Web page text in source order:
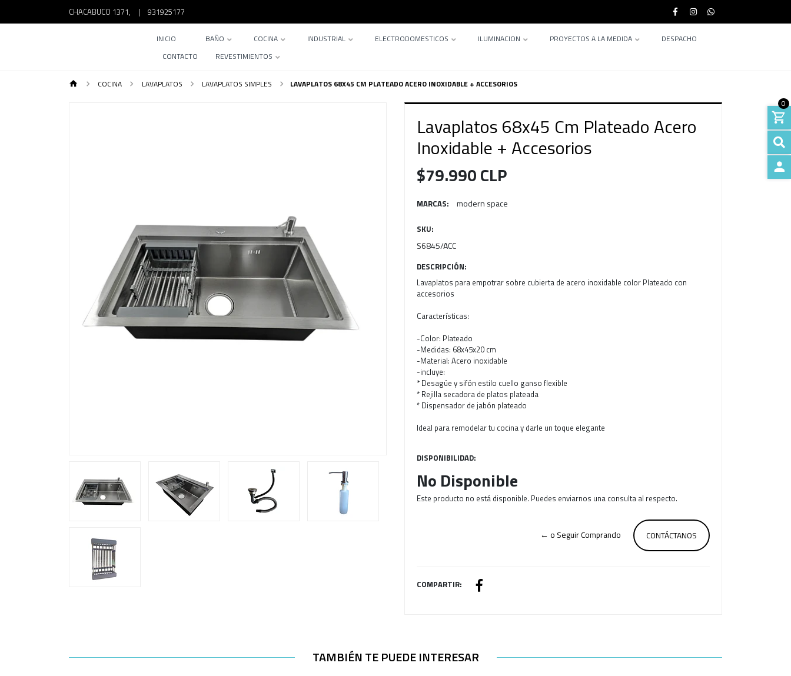
CHACABUCO 1371, | 931925177
INICIO BAÑO COCINA INDUSTRIAL ELECTRODOMESTICOS ILUMINACION PROYECTOS A LA MEDIDA
DESPACHO
CONTACTO
REVESTIMIENTOS
0
COCINA LAVAPLATOS LAVAPLATOS SIMPLES LAVAPLATOS 68X45 CM PLATEADO ACERO INOXIDABLE + ACCESORIOS
Previous
Lavaplatos 68x45 Cm Plateado Acero
Inoxidable + Accesorios
$79.990 CLP
MARCAS: modern space
SKU:
S6845/ACC
DESCRIPCIÓN:
Lavaplatos para empotrar sobre cubierta de acero inoxidable color Plateado con
accesorios
Características:
-Color: Plateado
-Medidas: 68x45x20 cm
-Material: Acero inoxidable
-incluye:
* Desagüe y sifón estilo cuello ganso flexible
* Rejilla secadora de platos plateada
* Dispensador de jabón plateado
Ideal para remodelar tu cocina y darle un toque elegante
DISPONIBILIDAD:
No Disponible
Este producto no está disponible. Puedes enviarnos una consulta al respecto.
CONTÁCTANOS
← o Seguir Comprando
COMPARTIR:
TAMBIÉN TE PUEDE INTERESAR